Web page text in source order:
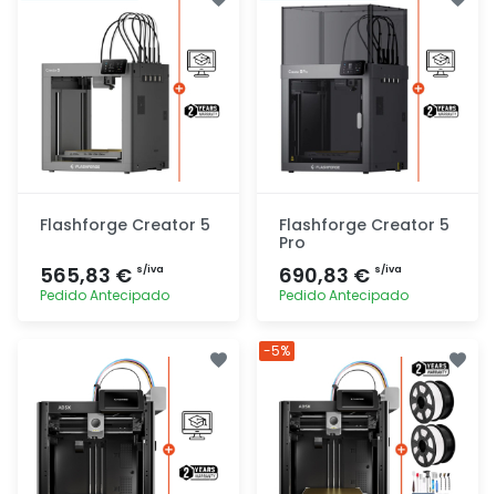
Flashforge Creator 5
565,83 € s/iva
Pedido Antecipado
rapidamente
Flashforge Creator 5
Pro
690,83 € s/iva
Pedido Antecipado
rapidamente
-5%